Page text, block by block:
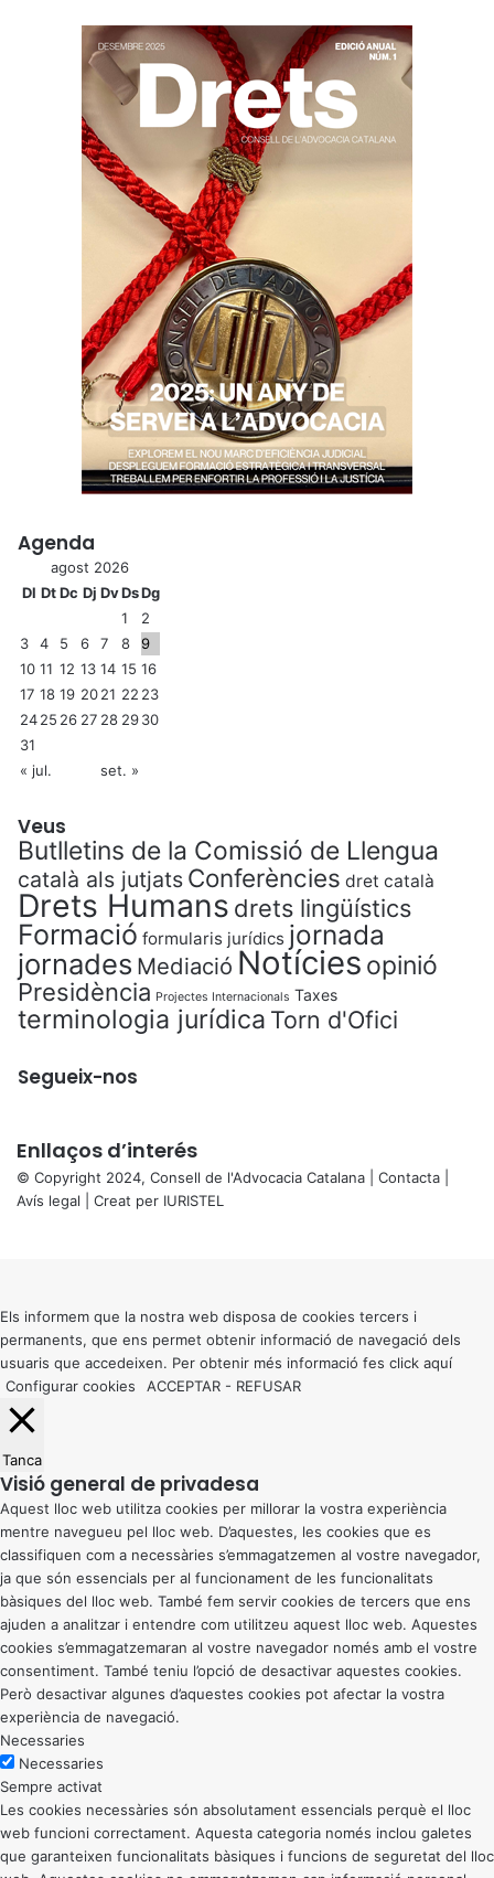
Agenda
agost 2026
Dl DtDc Dj DvDsDg
1
2
3
4 5 6 7 8
9
10 11 12 13 14 15 16
17 18 19 2021 22 23
2425 26 27 28 2930
31
« jul.
set. »
Veus
Butlletins de la Comissió de Llengua
català als jutjats Conferències dret català
Drets Humans drets lingüístics
Formació formularis jurídics jornada
jornades Mediació Notícies opinió
Presidència Projectes Internacionals Taxes
terminologia jurídica Torn d'Ofici
Segueix-nos
Enllaços d’interés
© Copyright 2024, Consell de l'Advocacia Catalana | Contacta
Avís legal | Creat per IURISTEL
button
Els informem que la nostra web disposa de cookies tercers i
permanents, que ens permet obtenir informació de navegació dels
usuaris que accedeixen. Per obtenir més informació fes click aquí
Configurar cookies
ACCEPTAR - REFUSAR
Tanca
Visió general de privadesa
Aquest lloc web utilitza cookies per millorar la vostra experiència
mentre navegueu pel lloc web. D’aquestes, les cookies que es
classifiquen com a necessàries s’emmagatzemen al vostre navegador,
ja que són essencials per al funcionament de les funcionalitats
bàsiques del lloc web. També fem servir cookies de tercers que ens
ajuden a analitzar i entendre com utilitzeu aquest lloc web. Aquestes
cookies s’emmagatzemaran al vostre navegador només amb el vostre
consentiment. També teniu l’opció de desactivar aquestes cookies.
Però desactivar algunes d’aquestes cookies pot afectar la vostra
experiència de navegació.
Necessaries
Necessaries
Sempre activat
Les cookies necessàries són absolutament essencials perquè el lloc
web funcioni correctament. Aquesta categoria només inclou galetes
que garanteixen funcionalitats bàsiques i funcions de seguretat del lloc